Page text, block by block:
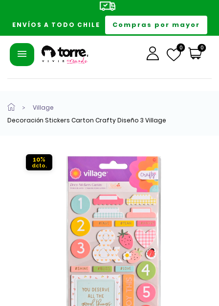
ENVÍOS A TODO CHILE Compras por mayor
0 0
Village
Decoración Stickers Carton Crafty Diseño 3 Village
10%